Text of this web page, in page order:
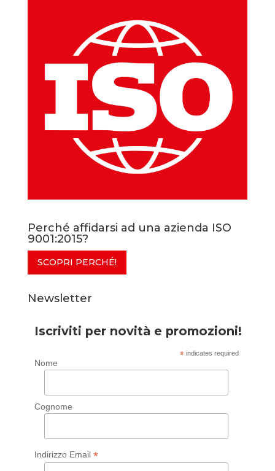
Perché affidarsi ad una azienda ISO
9001:2015?
SCOPRI PERCHÉ!
Newsletter
Iscriviti per novità e promozioni!
* indicates required
Nome
Cognome
Indirizzo Email *